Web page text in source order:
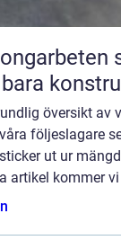
översikt av
följeslagare
ut ur
artikel kommer vi